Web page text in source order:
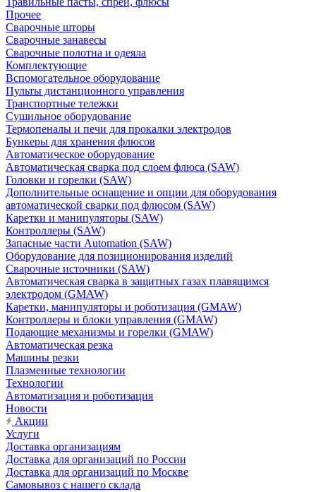
Прочее
Сварочные шторы
Сварочные занавесы
Сварочные полотна и одеяла
Комплектующие
Вспомогательное оборудование
Пульты дистанционного управления
Транспортные тележки
Сушильное оборудование
Термопеналы и печи для прокалки электродов
Бункеры для хранения флюсов
Автоматическое оборудование
Автоматическая сварка под слоем флюса (SAW)
Головки и горелки (SAW)
Дополнительные оснащение и опции для оборудования
автоматической сварки под флюсом (SAW)
Каретки и манипуляторы (SAW)
Контроллеры (SAW)
Запасные части Automation (SAW)
Оборудование для позиционирования изделий
Сварочные источники (SAW)
Автоматическая сварка в защитных газах плавящимся
электродом (GMAW)
Каретки, манипуляторы и роботизация (GMAW)
Контроллеры и блоки управления (GMAW)
Подающие механизмы и горелки (GMAW)
Автоматическая резка
Машины резки
Плазменные технологии
Технологии
Автоматизация и роботизация
Новости
Акции
Услуги
Доставка организациям
Доставка для организаций по России
Доставка для организаций по Москве
Самовывоз с нашего склада